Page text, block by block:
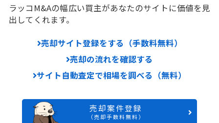
ラッコM&Aの幅広い買主があなたのサイトに価値を見
出してくれます。
売却サイト登録をする（手数料無料）
売却の流れを確認する
サイト自動査定で相場を調べる（無料）
売却案件登録
（売却手数料無料）